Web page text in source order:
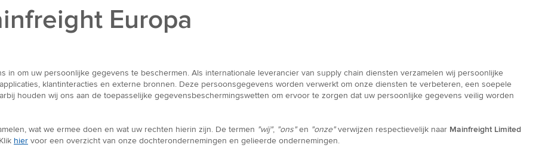
Europa
in om uw persoonlijke gegevens te beschermen. Als internationale leverancier van supply chain diensten verzamelen wij persoonlijke
klantinteracties en externe bronnen. Deze persoonsgegevens worden verwerkt om onze diensten te verbeteren, een soepele
houden wij ons aan de toepasselijke gegevensbeschermingswetten om ervoor te zorgen dat uw persoonlijke gegevens veilig worden
wat we ermee doen en wat uw rechten hierin zijn. De termen "wij", "ons"en "onze"verwijzen respectievelijk naar Mainfreight Limited
hier voor een overzicht van onze dochterondernemingen en gelieerde ondernemingen.